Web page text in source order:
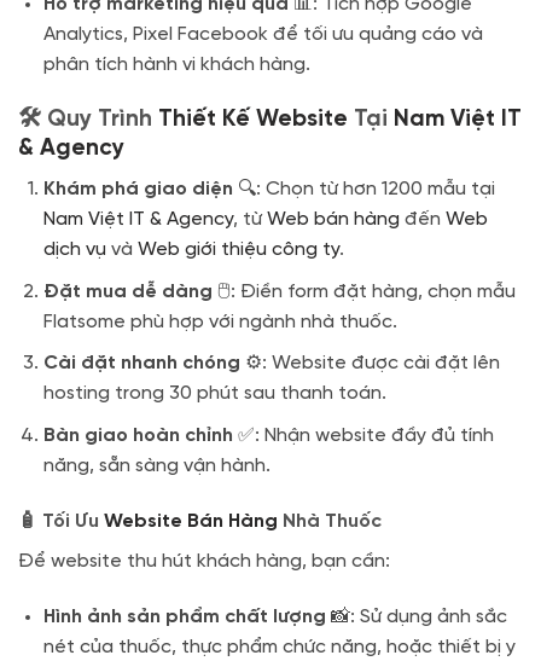
Analytics, Pixel Facebook để tối ưu quảng cáo và
phân tích hành vi khách hàng.
🛠️ Quy Trình Thiết Kế Website Tại Nam Việt IT
& Agency
Khám phá giao diện 🔍: Chọn từ hơn 1200 mẫu tại
Nam Việt IT & Agency, từWeb bán hàng đến Web
dịch vụ và Web giới thiệu công ty.
Đặt mua dễ dàng 🖱️: Điền form đặt hàng, chọn mẫu
Flatsome phù hợp với ngành nhà thuốc.
Cài đặt nhanh chóng ⚙️: Website được cài đặt lên
hosting trong 30 phút sau thanh toán.
Bàn giao hoàn chỉnh ✅: Nhận website đầy đủ tính
năng, sẵn sàng vận hành.
🧴 Tối Ưu Website Bán Hàng Nhà Thuốc
Để website thu hút khách hàng, bạn cần:
Hình ảnh sản phẩm chất lượng 📸: Sử dụng ảnh sắc
nét của thuốc, thực phẩm chức năng, hoặc thiết bị y